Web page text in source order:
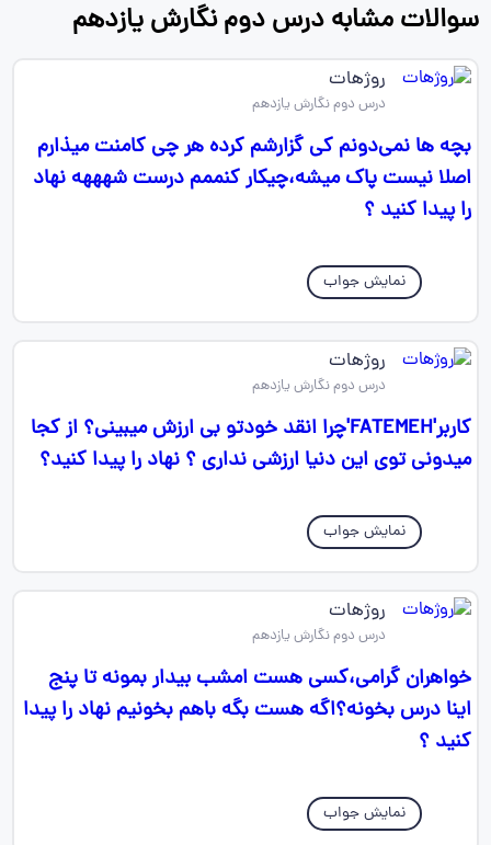
سوالات مشابه درس دوم نگارش یازدهم
روژهات
درس دوم نگارش یازدهم
بچه ها نمی‌دونم کی گزارشم کرده هر چی کامنت میذارم
اصلا نیست پاک میشه،چیکار کنممم درست شهههه نهاد
را پیدا کنید ؟
نمایش جواب
روژهات
درس دوم نگارش یازدهم
کاربر'FATEMEH'چرا انقد خودتو بی ارزش میبینی؟ از کجا
میدونی توی این دنیا ارزشی نداری ؟ نهاد را پیدا کنید؟
نمایش جواب
روژهات
درس دوم نگارش یازدهم
خواهران گرامی،کسی هست امشب بیدار بمونه تا پنج
اینا درس بخونه؟اگه هست بگه باهم بخونیم نهاد را پیدا
کنید ؟
نمایش جواب